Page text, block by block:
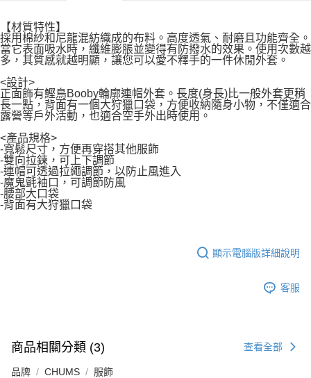
【材質特性】
採用棉紗和尼龍混紡織成的布料。高度透氣、耐磨且功能齊全。
當它表面吸水時，纖維膨脹並變得有防撥水的效果。使用次數越
多，其質感就越明顯，讓您可以愛不釋手的一件休閒外套。
<設計>
正面飾有鰹鳥Booby輪廓連帽外套。長度(身長)比一般外套更稍
長一點，背面有一個大狩獵口袋，方便收納隨身小物，不僅適合
露營等戶外活動，也適合空手外出時使用。
<產品規格>
-寬鬆尺寸，方便再穿搭其他服飾
-雙向拉鍊，可上下調節
-連帽可透過拉繩調節，以防止風進入
-魔鬼氈袖口，可調節防風
-腰部大口袋
-背面有大狩獵口袋
顯示電腦版詳細說明
客服
商品相關分類 (3) 查看全部
品牌 CHUMS 服飾